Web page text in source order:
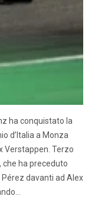
ha conquistato la
d’Italia a Monza
Verstappen. Terzo
che ha preceduto
Pérez davanti ad Alex